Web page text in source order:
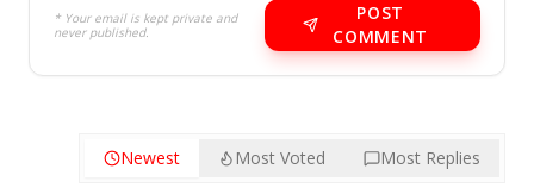
* Your email is kept private and
never published.
POST
COMMENT
Newest Most Voted Most Replies